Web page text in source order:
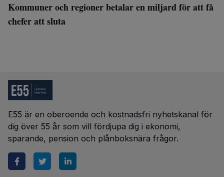
Kommuner och regioner betalar en miljard för att få
chefer att sluta
E55 är en oberoende och kostnadsfri nyhetskanal för
dig över 55 år som vill fördjupa dig i ekonomi,
sparande, pension och plånboksnära frågor.